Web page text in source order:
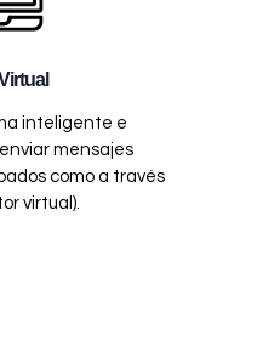
inteligente e
mensajes
como a través
virtual).